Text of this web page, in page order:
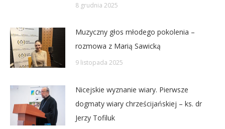
8 grudnia 2025
Muzyczny głos młodego pokolenia –
rozmowa z Marią Sawicką
9 listopada 2025
Nicejskie wyznanie wiary. Pierwsze
dogmaty wiary chrześcijańskiej – ks. dr
Jerzy Tofiluk